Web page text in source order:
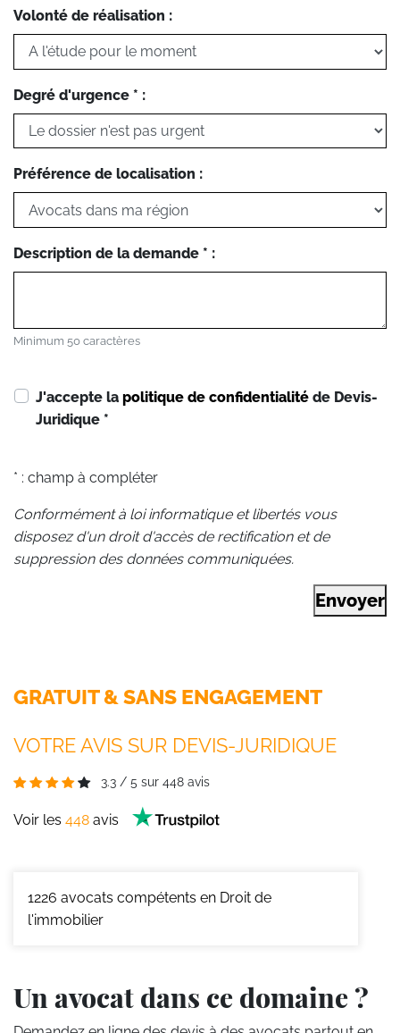
Volonté de réalisation :
Degré d'urgence * :
Préférence de localisation :
Description de la demande * :
Minimum 50 caractères
J'accepte la politique de confidentialité de Devis-
Juridique *
* : champ à compléter
Conformément à loi informatique et libertés vous
disposez d'un droit d'accès de rectification et de
suppression des données communiquées.
Envoyer
GRATUIT & SANS ENGAGEMENT
VOTRE AVIS SUR DEVIS-JURIDIQUE
3.3 / 5 sur 448 avis
Voir les 448 avis
1226 avocats compétents en Droit de
l'immobilier
Un avocat dans ce domaine ?